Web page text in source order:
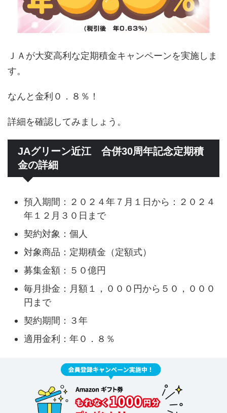
ＪＡが大変高利な定期積金キャンペーンを実施しま
す。
なんと金利０．８％！
詳細を確認してみましょう。
JAグリーン近江 合併30周年記念定期積
金の詳細
預入期間：２０２４年７月１日から：２０２４
年１２月３０日まで
契約対象：個人
対象商品：定期積金（定額式）
募集金額：５０億円
毎月掛金：月額１，０００円から５０，０００
円まで
契約期間：３年
適用金利：年０．８％